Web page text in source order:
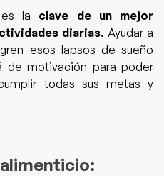
la clave de un mejor
diarias. Ayudar a
esos lapsos de sueño
de motivación para poder
todas sus metas y